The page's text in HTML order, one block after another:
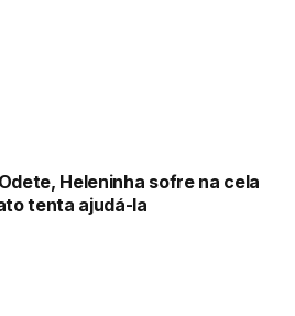
Heleninha sofre na cela
tenta ajudá-la